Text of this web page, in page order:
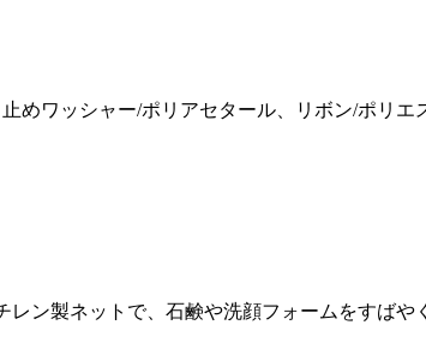
めワッシャー/ポリアセタール、リボン/ポリエ
ン製ネットで、石鹸や洗顔フォームをすば